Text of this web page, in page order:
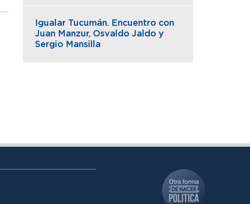
Igualar Tucumán. Encuentro con
Juan Manzur, Osvaldo Jaldo y
Sergio Mansilla